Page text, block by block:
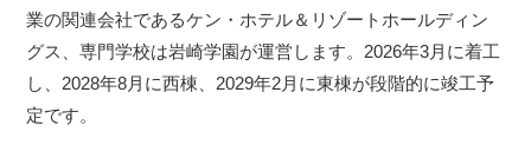
業の関連会社であるケン・ホテル＆リゾートホールディン
グス、専門学校は岩崎学園が運営します。2026年3月に着工
し、2028年8月に西棟、2029年2月に東棟が段階的に竣工予
定です。